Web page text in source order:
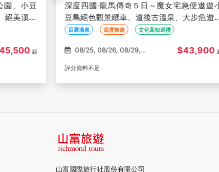
園、小豆
絕美溪谷
起
深度四國‧龍馬傳奇５日～魔女宅急便遨遊
豆島絕色觀景纜車、道後古溫泉、大步危遊
+葛藤橋
百選溫泉 深度旅遊 文化高知巡禮
$43,900
評分資料不足
山富國際旅行社股份有限公司